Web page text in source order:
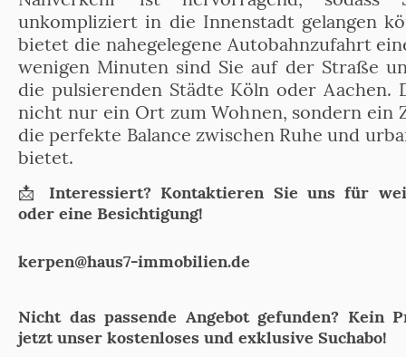
unkompliziert in die Innenstadt gelangen
bietet die nahegelegene Autobahnzufahrt
wenigen Minuten sind Sie auf der Straße
die pulsierenden Städte Köln oder Aachen.
nicht nur ein Ort zum Wohnen, sondern ein
die perfekte Balance zwischen Ruhe und
bietet.
📩 Interessiert? Kontaktieren Sie uns für
oder eine Besichtigung!
kerpen@haus7-immobilien.de
Nicht das passende Angebot gefunden? Kein
jetzt unser kostenloses und exklusive Suchabo!